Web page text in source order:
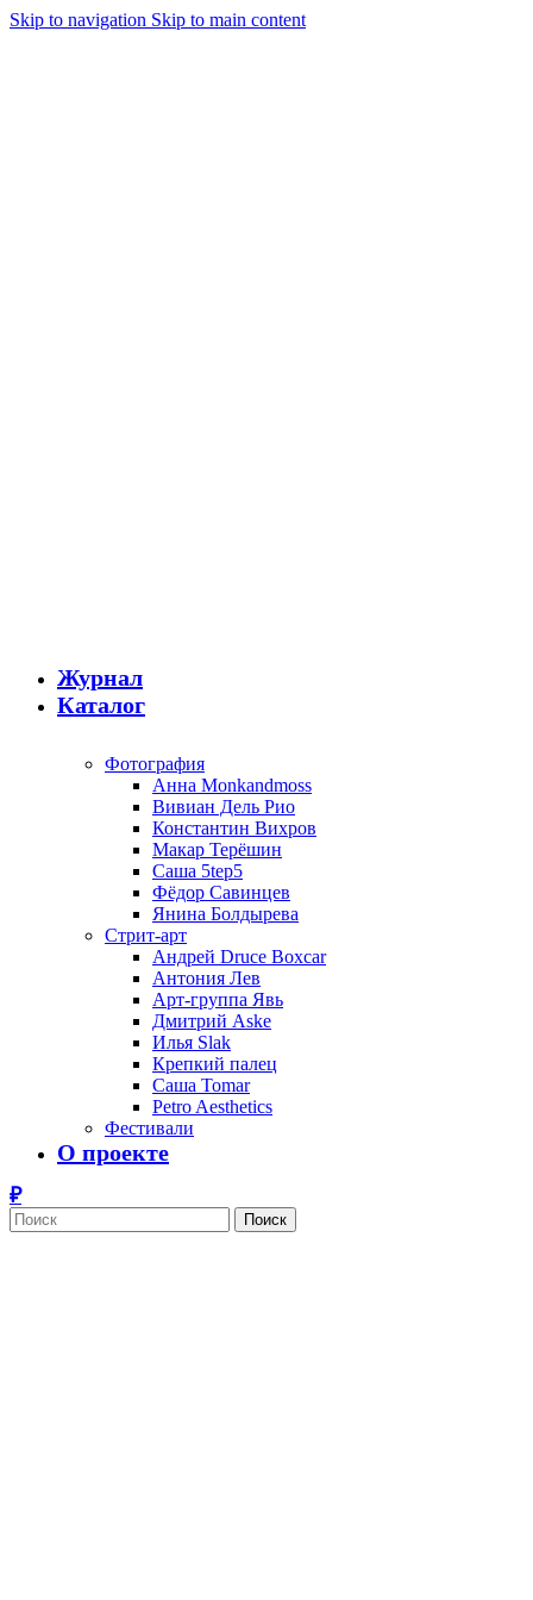
Skip to navigation Skip to main content
Журнал
Каталог
Фотография
Анна Monkandmoss
Вивиан Дель Рио
Константин Вихров
Макар Терёшин
Саша 5tep5
Фёдор Савинцев
Янина Болдырева
Стрит-арт
Андрей Druce Boxcar
Антония Лев
Арт-группа Явь
Дмитрий Aske
Илья Slak
Крепкий палец
Саша Tomar
Petro Aesthetics
Фестивали
О проекте
Поиск